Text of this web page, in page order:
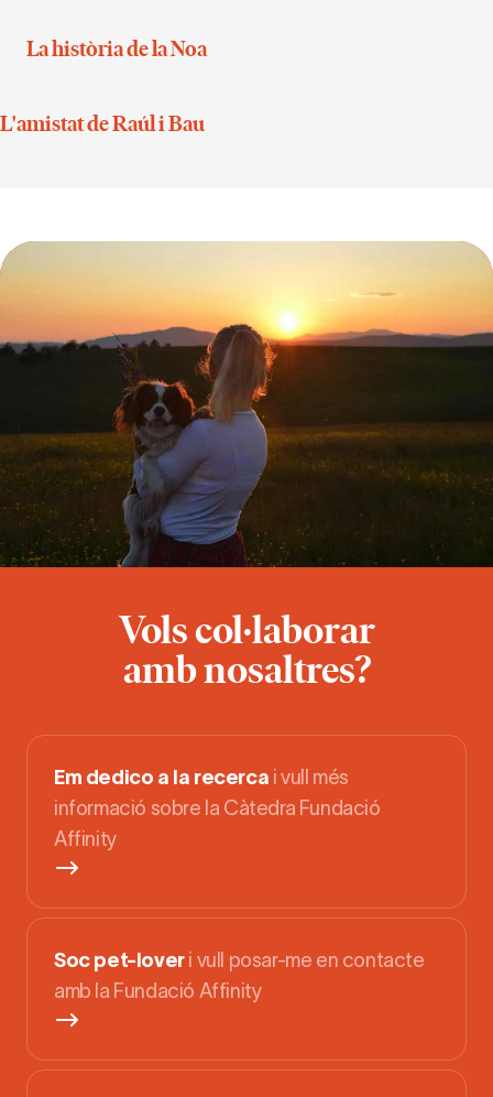
La història de la Noa
L'amistat de Raúl i Bau
Vols col·laborar
amb nosaltres?
Em dedico a la recerca i vull més
informació sobre la Càtedra Fundació
Affinity
Soc pet-loveri vull posar-me en contacte
amb la Fundació Affinity